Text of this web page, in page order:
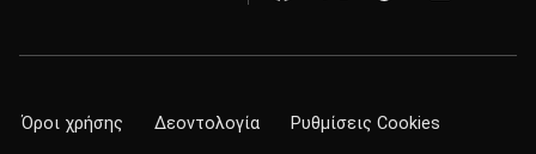
Όροι χρήσης Δεοντολογία Ρυθμίσεις Cookies